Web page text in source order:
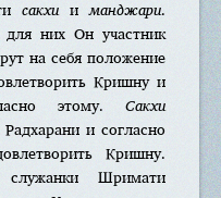
сакхииманджари.
них Он участник
на себя положение
Кришну и
этому. Сакхи
и согласно
Кришну.
Шримати